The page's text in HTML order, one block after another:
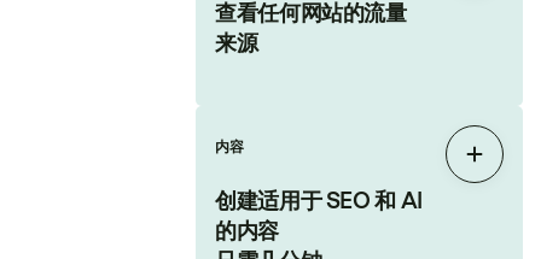
查看任何网站的流量
来源
内容
创建适用于 SEO 和 AI
的内容
展开